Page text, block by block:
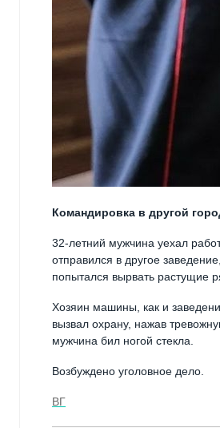
Командировка в другой
32-летний мужчина уехал
отправился в другое
попытался вырвать растущие
Хозяин машины, как и
вызвал охрану, нажав
мужчина бил ногой стекла.
Возбуждено уголовное дело.
ВГ